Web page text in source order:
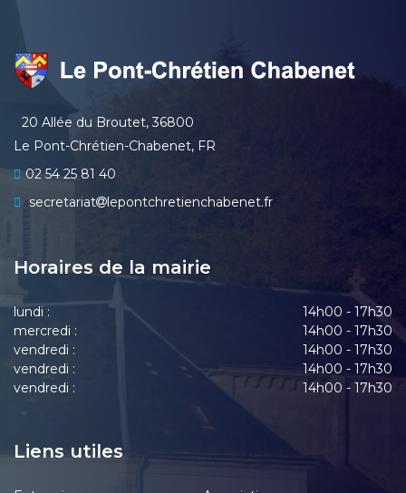
20 Allée du Broutet, 36800
Le Pont-Chrétien-Chabenet, FR
02 54 25 81 40
secretariat
lepontchretienchabenet.fr
Horaires de la mairie
lundi :
14h00 - 17h30
mercredi :
14h00 - 17h30
vendredi :
14h00 - 17h30
vendredi :
14h00 - 17h30
vendredi :
14h00 - 17h30
Liens utiles